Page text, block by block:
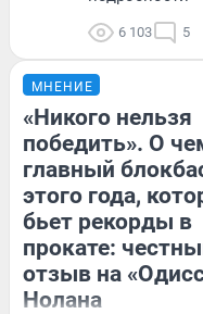
6 103 5
МНЕНИЕ
«Никого нельзя
победить». О
главный
этого года,
бьет рекорды в
прокате:
отзыв на
Нолана